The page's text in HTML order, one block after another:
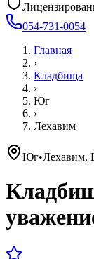
054-731-0054
Главная
›
Кладбища
›
Юг
›
Лехавим
Юг•Лехавим,